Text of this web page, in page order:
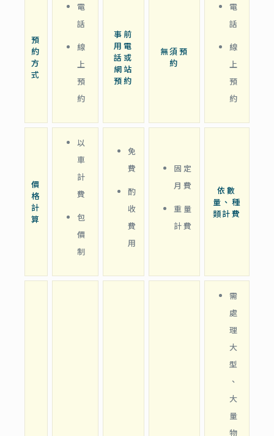
預
約
方
式
電
話
線
上
預
約
事前
用電
話或
網站
預約
無須預
約
電
話
線
上
預
約
價
格
計
算
以
車
計
費
包
價
制
免
費
酌
收
費
用
固定
月費
重量
計費
依數
量、種
類計費
需
處
理
大
型
、
大
量
物